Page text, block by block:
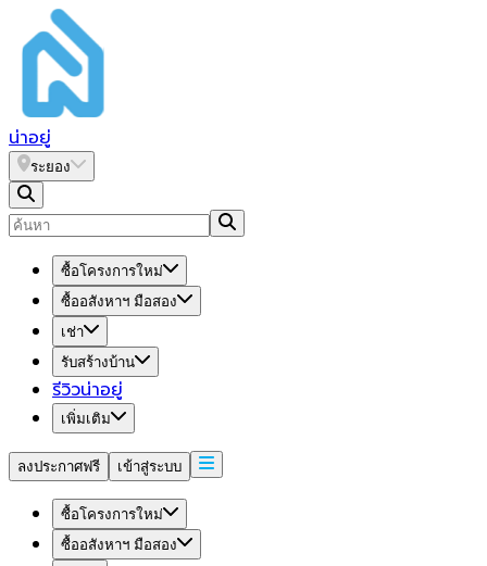
น่าอยู่
ระยอง
ซื้อโครงการใหม่
ซื้ออสังหาฯ มือสอง
เช่า
รับสร้างบ้าน
รีวิวน่าอยู่
เพิ่มเติม
ลงประกาศฟรี เข้าสู่ระบบ
ซื้อโครงการใหม่
ซื้ออสังหาฯ มือสอง